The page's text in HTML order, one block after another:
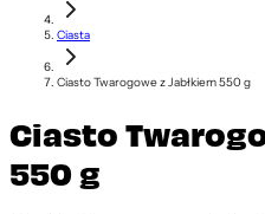
Ciasta
Ciasto Twarogowe z Jabłkiem 550 g
Ciasto
550 g